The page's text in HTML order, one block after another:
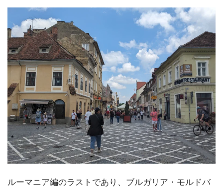
ルーマニア編のラストであり、ブルガリア・モルドバ